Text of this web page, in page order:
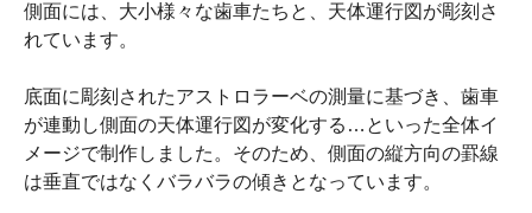
側面には、大小様々な歯車たちと、天体運行図が彫刻さ
れています。
底面に彫刻されたアストロラーベの測量に基づき、歯車
が連動し側面の天体運行図が変化する…といった全体イ
メージで制作しました。そのため、側面の縦方向の罫線
は垂直ではなくバラバラの傾きとなっています。